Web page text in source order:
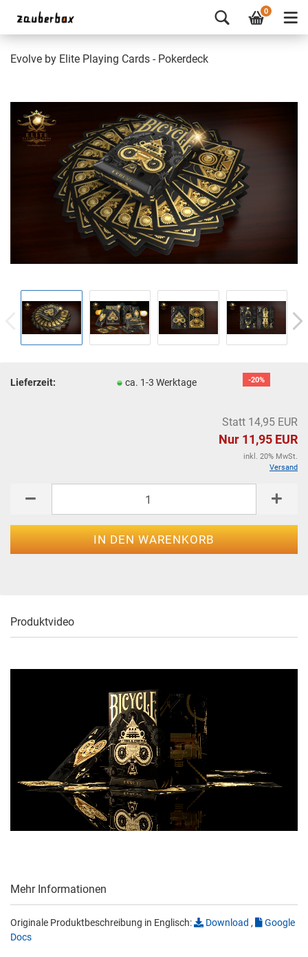
0
Evolve by Elite Playing Cards - Pokerdeck
-20%
Lieferzeit: ca. 1-3 Werktage
Statt 14,95 EUR
Nur 11,95 EUR
inkl. 20% MwSt.
Versand
Produktvideo
Mehr Informationen
Originale Produktbeschreibung in Englisch: Download ,
Google
Docs